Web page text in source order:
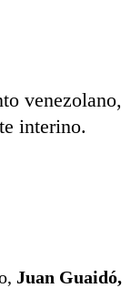
venezolano,
interino.
Juan Guaidó,